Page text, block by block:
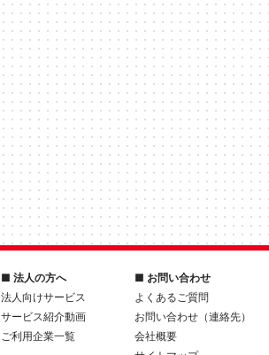
■ 法人の方へ
法人向けサービス
サービス紹介動画
ご利用企業一覧
■ お問い合わせ
よくあるご質問
お問い合わせ（連絡先）
会社概要